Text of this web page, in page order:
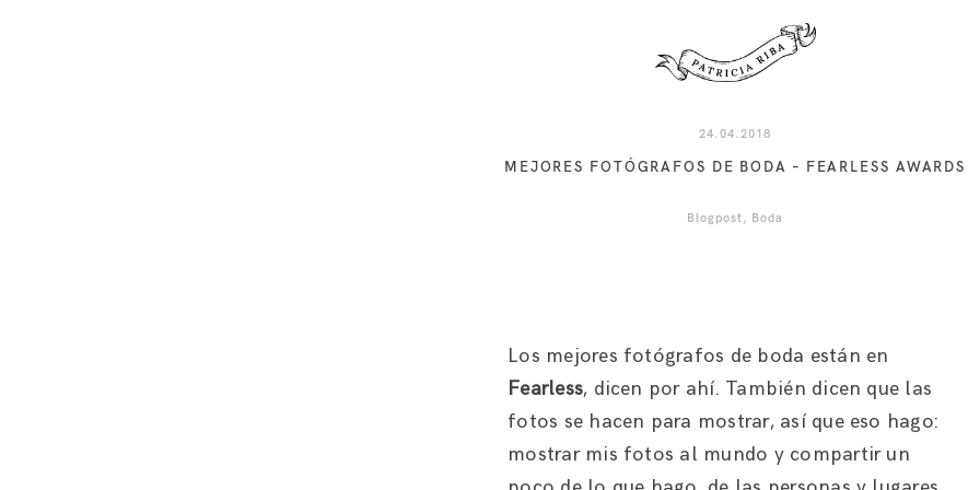
24.04.2018
MEJORES FOTÓGRAFOS DE BODA – FEARLESS AWARDS
Blogpost Boda
Los mejores fotógrafos de boda están en
Fearless, dicen por ahí. También dicen que las
fotos se hacen para mostrar, así que eso hago:
mostrar mis fotos al mundo y compartir un